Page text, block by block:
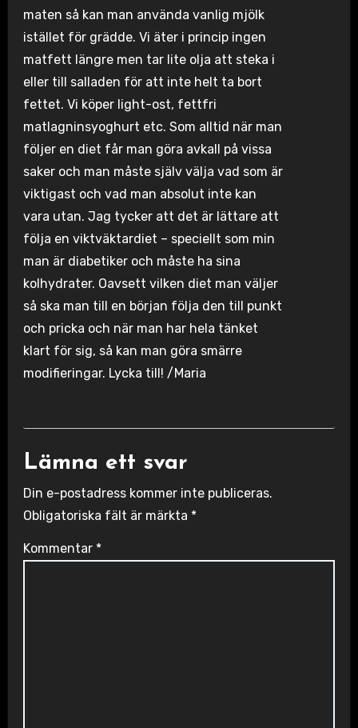
maten så kan man använda vanlig mjölk
istället för grädde. Vi äter i princip ingen
matfett längre men tar lite olja att steka i
eller till salladen för att inte helt ta bort
fettet. Vi köper light-ost, fettfri
matlagninsyoghurt etc. Som alltid när man
följer en diet får man göra avkall på vissa
saker och man måste själv välja vad som är
viktigast och vad man absolut inte kan
vara utan. Jag tycker att det är lättare att
följa en viktväktardiet – speciellt som min
man är diabetiker och måste ha sina
kolhydrater. Oavsett vilken diet man väljer
så ska man till en början följa den till punkt
och pricka och när man har hela tänket
klart för sig, så kan man göra smärre
modifieringar. Lycka till! /Maria
Lämna ett svar
Din e-postadress kommer inte publiceras.
Obligatoriska fält är märkta *
Kommentar *